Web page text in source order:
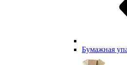
Бумажная